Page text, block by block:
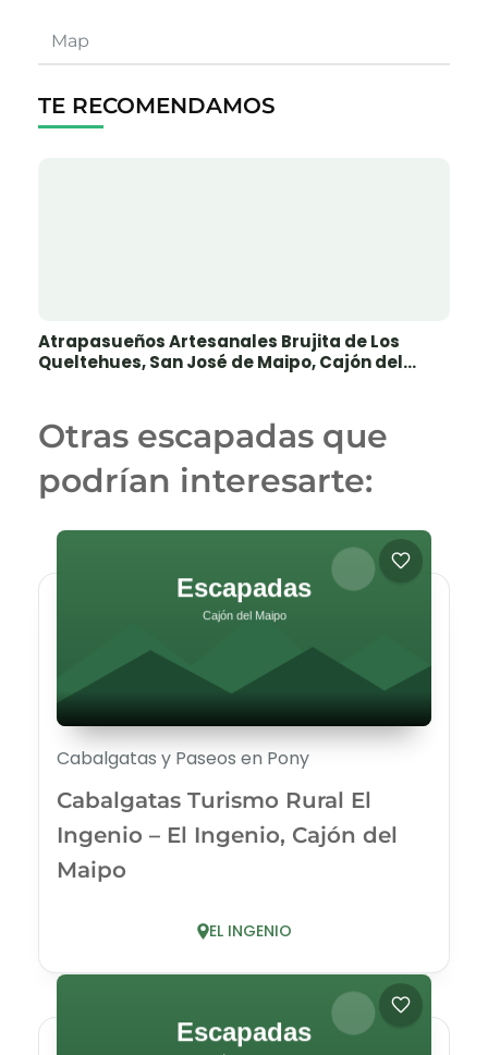
Map
TE RECOMENDAMOS
Atrapasueños Artesanales Brujita de Los
Queltehues, San José de Maipo, Cajón del
Otras escapadas que
podrían interesarte:
Cabalgatas y Paseos en Pony
Cabalgatas Turismo Rural El
Ingenio – El Ingenio, Cajón del
Maipo
EL INGENIO